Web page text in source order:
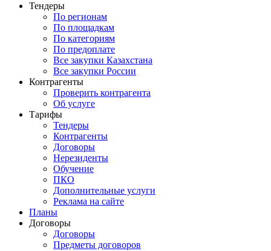
Тендеры
По регионам
По площадкам
По категориям
По предоплате
Все закупки Казахстана
Все закупки России
Контрагенты
Проверить контрагента
Об услуге
Тарифы
Тендеры
Контрагенты
Договоры
Нерезиденты
Обучение
ПКО
Дополнительные услуги
Реклама на сайте
Планы
Договоры
Договоры
Предметы договоров